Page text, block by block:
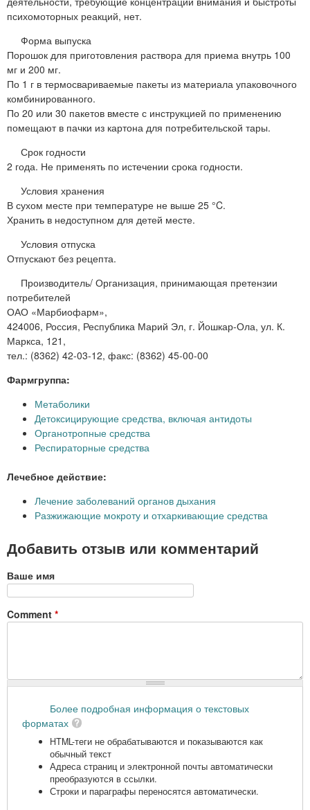
психомоторных реакций, нет.
Форма выпуска
Порошок для приготовления раствора для приема внутрь 100
мг и 200 мг.
По 1 г в термосвариваемые пакеты из материала упаковочного
комбинированного.
По 20 или 30 пакетов вместе с инструкцией по применению
помещают в пачки из картона для потребительской тары.
Срок годности
2 года. Не применять по истечении срока годности.
Условия хранения
В сухом месте при температуре не выше 25 °C.
Хранить в недоступном для детей месте.
Условия отпуска
Отпускают без рецепта.
Производитель/ Организация, принимающая претензии
потребителей
ОАО «Марбиофарм»,
424006, Россия, Республика Марий Эл, г. Йошкар-Ола, ул. К.
Маркса, 121,
тел.: (8362) 42-03-12, факс: (8362) 45-00-00
Фармгруппа:
Метаболики
Детоксицирующие средства, включая антидоты
Органотропные средства
Респираторные средства
Лечебное действие:
Лечение заболеваний органов дыхания
Разжижающие мокроту и отхаркивающие средства
Добавить отзыв или комментарий
Ваше имя
Comment *
Более подробная информация о текстовых
форматах
HTML-теги не обрабатываются и показываются как
обычный текст
Адреса страниц и электронной почты автоматически
преобразуются в ссылки.
Строки и параграфы переносятся автоматически.